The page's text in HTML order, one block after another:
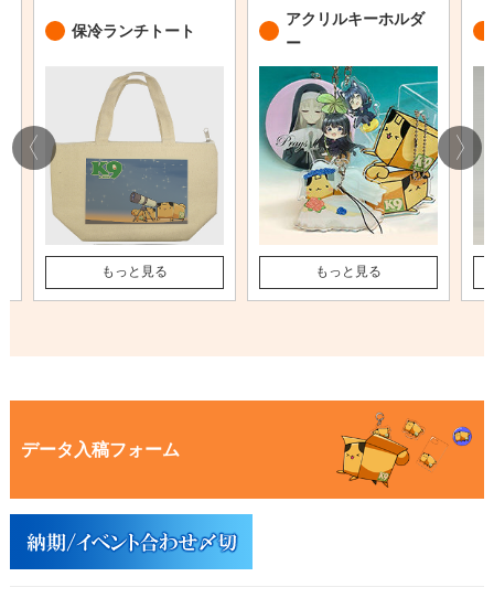
保冷ランチトート
もっと見る
アクリルキーホルダ
ー
もっと見る
データ入稿フォーム